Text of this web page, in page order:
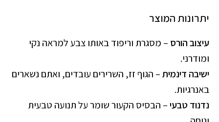
יתרונות המוצר
עיצוב הורס – מסגרת וריפוד באותו צבע למראה נקי
ומודרני.
ישיבה דינמית– הגוף זז, השרירים עובדים, ואתם נשארים
באנרגיות.
נדנוד טבעי– הבסיס הקעור שומר על תנועה טבעית